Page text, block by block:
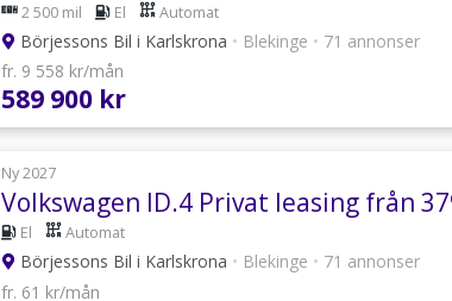
2 500 mil El Automat
Börjessons Bil i Karlskrona • Blekinge • 71 annonser
fr. 9 558 kr/mån
589 900 kr
Ny 2027
Volkswagen ID.4 Privat leasing från
El Automat
Börjessons Bil i Karlskrona • Blekinge • 71 annonser
fr. 61 kr/mån